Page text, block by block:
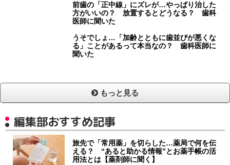
前歯の「正中線」にズレが…やっぱり治した
方がいいの？ 放置するとどうなる？ 歯科
医師に聞いた
うそでしょ…「加齢とともに歯並びが悪くな
る」ことがあるって本当なの？ 歯科医師に
聞いた
もっと見る
編集部おすすめ記事
旅先で「常用薬」を切らした…薬局で何を伝
える？ “あると助かる情報”とお薬手帳の活
用法とは【薬剤師に聞く】